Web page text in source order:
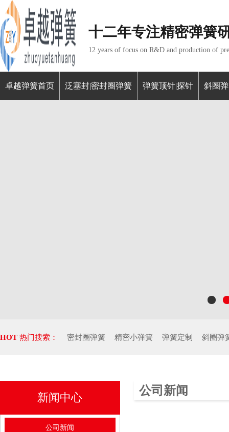
十二年专注精密弹簧
12 years of focus on R&D and production of
卓越弹簧首页 泛塞封|密封圈弹簧 弹簧顶针|探针 斜圈
HOT 热门搜索： 密封圈弹簧 精密小弹簧 弹簧定制 斜圈弹
新闻中心
公司新闻
公司新闻